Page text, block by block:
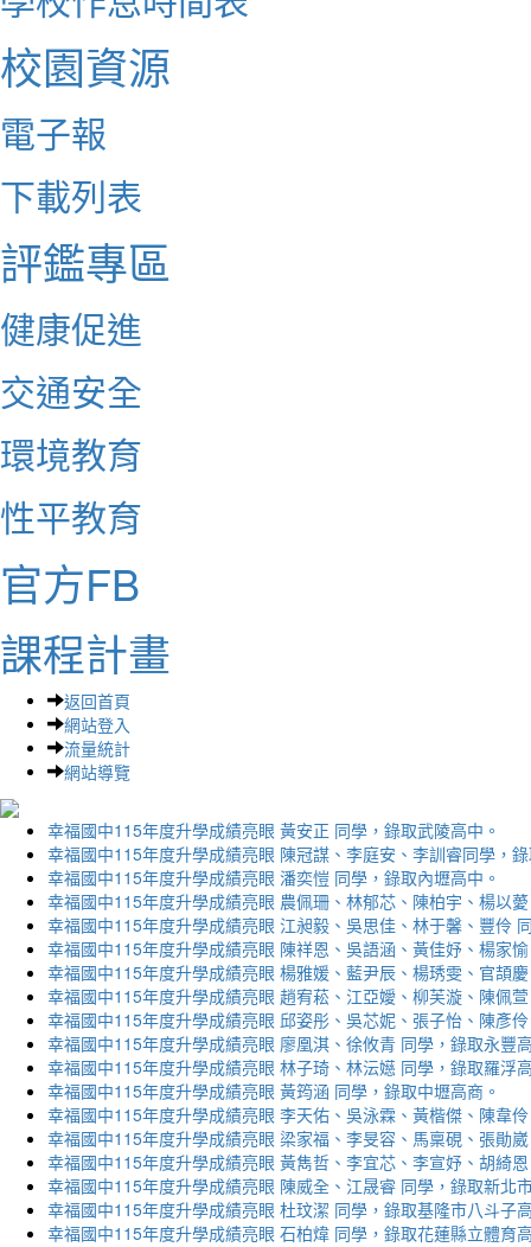
校園資源
電子報
下載列表
評鑑專區
健康促進
交通安全
環境教育
性平教育
官方FB
課程計畫
返回首頁
網站登入
流量統計
網站導覽
幸福國中115年度升學成績亮眼 黃安正 同學，錄取武陵高中。
幸福國中115年度升學成績亮眼 陳冠謀、李庭安、李訓睿同學，
幸福國中115年度升學成績亮眼 潘奕愷 同學，錄取內壢高中。
幸福國中115年度升學成績亮眼 農佩珊、林郁芯、陳柏宇、楊以
幸福國中115年度升學成績亮眼 江昶毅、吳思佳、林于馨、豐伶
幸福國中115年度升學成績亮眼 陳祥恩、吳語涵、黃佳妤、楊家
幸福國中115年度升學成績亮眼 楊雅媛、藍尹辰、楊琇雯、官頡
幸福國中115年度升學成績亮眼 趙宥菘、江亞嬡、柳芙漩、陳佩
幸福國中115年度升學成績亮眼 邱姿彤、吳芯妮、張子怡、陳彥
幸福國中115年度升學成績亮眼 廖凰淇、徐攸青 同學，錄取永豐
幸福國中115年度升學成績亮眼 林子琦、林沄嬨 同學，錄取羅浮
幸福國中115年度升學成績亮眼 黃筠涵 同學，錄取中壢高商。
幸福國中115年度升學成績亮眼 李天佑、吳泳霖、黃楷傑、陳韋
幸福國中115年度升學成績亮眼 梁家福、李旻容、馬稟硯、張勛
幸福國中115年度升學成績亮眼 黃雋哲、李宜芯、李宣妤、胡綺
幸福國中115年度升學成績亮眼 陳威全、江晟睿 同學，錄取新北
幸福國中115年度升學成績亮眼 杜玟潔 同學，錄取基隆市八斗子
幸福國中115年度升學成績亮眼 石柏煒 同學，錄取花蓮縣立體育